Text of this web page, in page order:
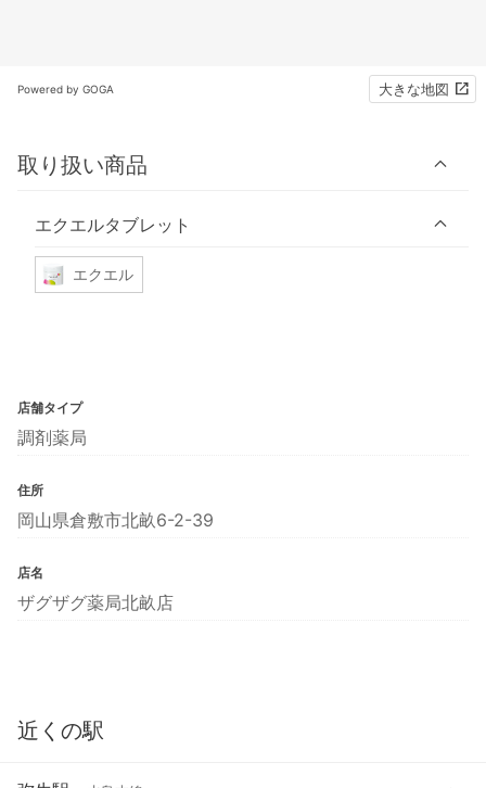
Powered by GOGA 大きな地図
取り扱い商品
エクエルタブレット
エクエル
店舗タイプ
調剤薬局
住所
岡山県倉敷市北畝6-2-39
店名
ザグザグ薬局北畝店
近くの駅